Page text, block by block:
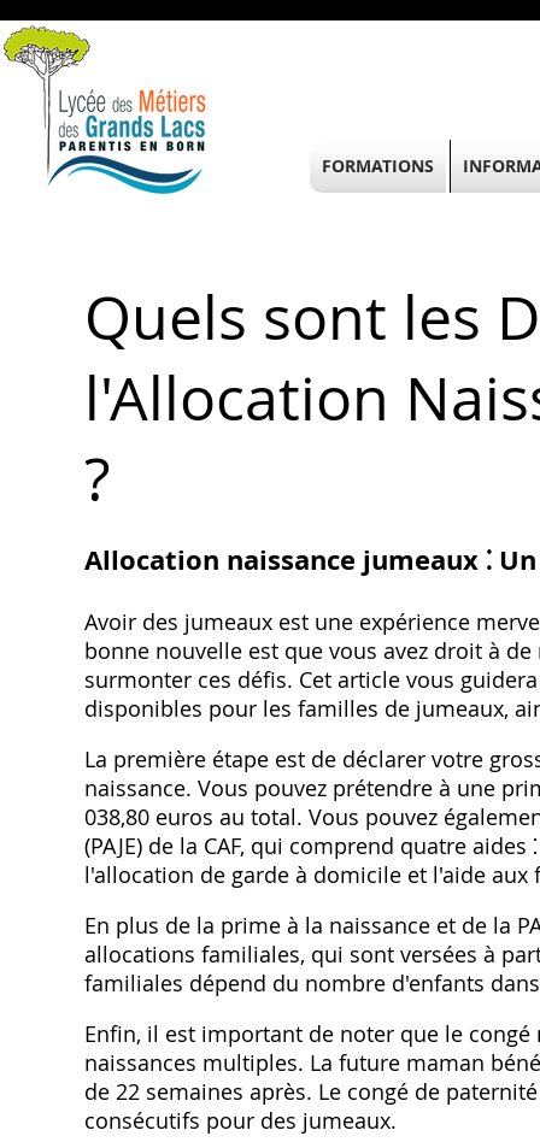
Quels sont les
l'Allocation
?
Allocation naissance jumeaux ⁚
Avoir des jumeaux est une expérience
bonne nouvelle est que vous avez droit à
surmonter ces défis. Cet article vous
disponibles pour les familles de jumeaux,
La première étape est de déclarer votre
naissance. Vous pouvez prétendre à une
038,80 euros au total. Vous pouvez
(PAJE) de la CAF, qui comprend quatre
l'allocation de garde à domicile et l'aide
En plus de la prime à la naissance et de la
allocations familiales, qui sont versées à
familiales dépend du nombre d'enfants
Enfin, il est important de noter que le
naissances multiples. La future maman
de 22 semaines après. Le congé de
consécutifs pour des jumeaux.
FORMATIONS